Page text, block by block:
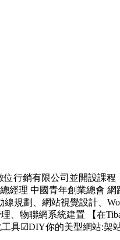
行銷有限公司並開設課
理 中國青年創業總會
劃、網站視覺設計、
、物聯網系統建置 【在
具☑DIY你的美型網站:架